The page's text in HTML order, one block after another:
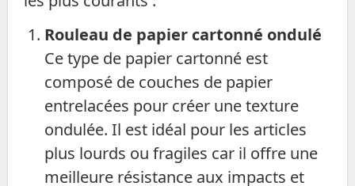
Rouleau de papier cartonné ondulé
Ce type de papier cartonné est
composé de couches de papier
entrelacées pour créer une texture
ondulée. Il est idéal pour les articles
plus lourds ou fragiles car il offre une
meilleure résistance aux impacts et